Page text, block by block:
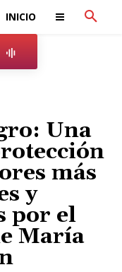
INICIO
Una
más
y
por el
María